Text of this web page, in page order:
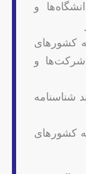
و
کشورهای
شرکت‌ها و
شناسنامه
کشورهای